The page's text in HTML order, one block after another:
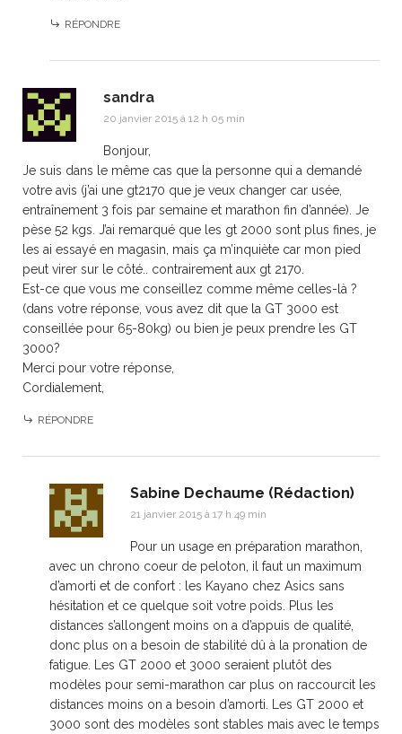
RÉPONDRE
sandra
20 janvier 2015 à 12 h 05 min
Bonjour,
Je suis dans le même cas que la personne qui a demandé
votre avis (j’ai une gt2170 que je veux changer car usée,
entraînement 3 fois par semaine et marathon fin d’année). Je
pèse 52 kgs. J’ai remarqué que les gt 2000 sont plus fines, je
les ai essayé en magasin, mais ça m’inquiète car mon pied
peut virer sur le côté.. contrairement aux gt 2170.
Est-ce que vous me conseillez comme même celles-là ?
(dans votre réponse, vous avez dit que la GT 3000 est
conseillée pour 65-80kg) ou bien je peux prendre les GT
3000?
Merci pour votre réponse,
Cordialement,
RÉPONDRE
Sabine Dechaume (Rédaction)
21 janvier 2015 à 17 h 49 min
Pour un usage en préparation marathon,
avec un chrono coeur de peloton, il faut un maximum
d’amorti et de confort : les Kayano chez Asics sans
hésitation et ce quelque soit votre poids. Plus les
distances s’allongent moins on a d’appuis de qualité,
donc plus on a besoin de stabilité dû à la pronation de
fatigue. Les GT 2000 et 3000 seraient plutôt des
modèles pour semi-marathon car plus on raccourcit les
distances moins on a besoin d’amorti. Les GT 2000 et
3000 sont des modèles sont stables mais avec le temps